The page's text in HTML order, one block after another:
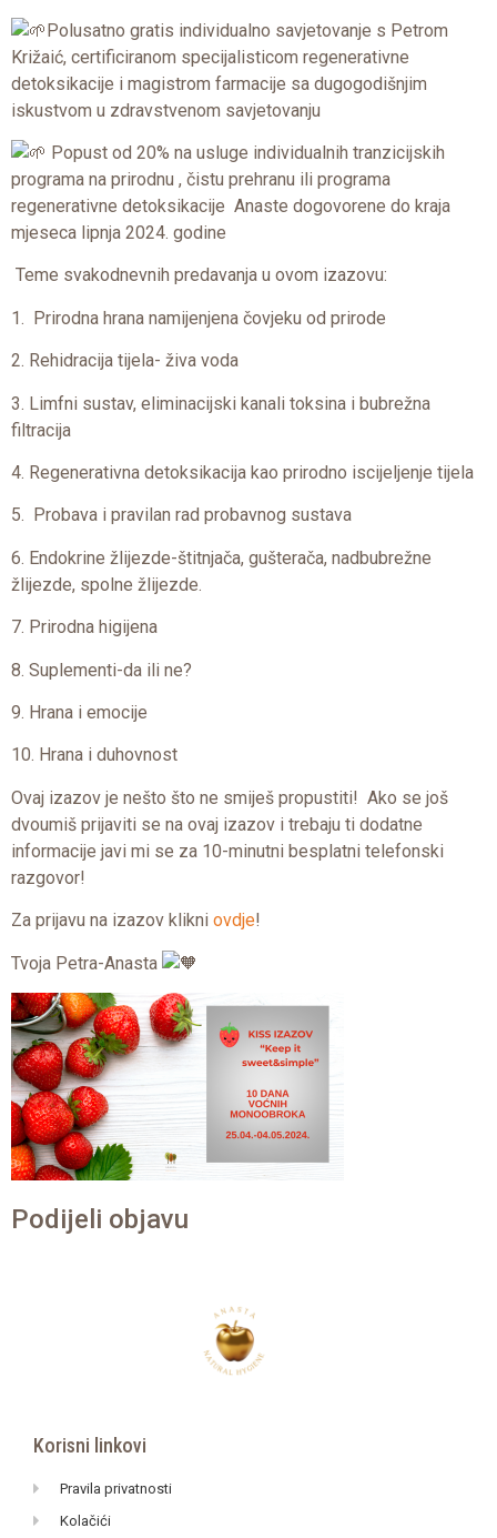
Polusatno gratis individualno savjetovanje s Petrom
Križaić, certificiranom specijalisticom regenerativne
detoksikacije i magistrom farmacije sa dugogodišnjim
iskustvom u zdravstvenom savjetovanju
Popust od 20% na usluge individualnih tranzicijskih
programa na prirodnu , čistu prehranu ili programa
regenerativne detoksikacije Anaste dogovorene do kraja
mjeseca lipnja 2024. godine
Teme svakodnevnih predavanja u ovom izazovu:
1. Prirodna hrana namijenjena čovjeku od prirode
2. Rehidracija tijela- živa voda
3. Limfni sustav, eliminacijski kanali toksina i bubrežna
filtracija
4. Regenerativna detoksikacija kao prirodno iscijeljenje tijela
5. Probava i pravilan rad probavnog sustava
6. Endokrine žlijezde-štitnjača, gušterača, nadbubrežne
žlijezde, spolne žlijezde.
7. Prirodna higijena
8. Suplementi-da ili ne?
9. Hrana i emocije
10. Hrana i duhovnost
Ovaj izazov je nešto što ne smiješ propustiti! Ako se još
dvoumiš prijaviti se na ovaj izazov i trebaju ti dodatne
informacije javi mi se za 10-minutni besplatni telefonski
razgovor!
Za prijavu na izazov klikni ovdje!
Tvoja Petra-Anasta
Podijeli objavu
Korisni linkovi
Pravila privatnosti
Kolačići